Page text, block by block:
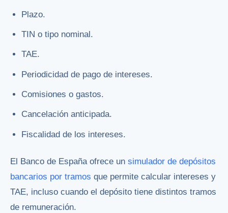
Plazo.
TIN o tipo nominal.
TAE.
Periodicidad de pago de intereses.
Comisiones o gastos.
Cancelación anticipada.
Fiscalidad de los intereses.
El Banco de España ofrece un simulador de depósitos
bancarios por tramos que permite calcular intereses y
TAE, incluso cuando el depósito tiene distintos tramos
de remuneración.